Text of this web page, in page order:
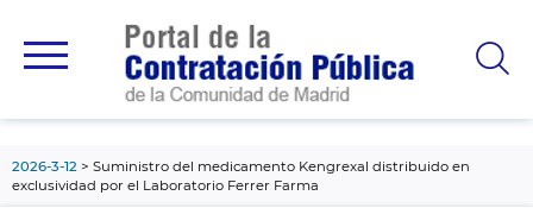
principal
2026-3-12
Suministro del medicamento Kengrexal distribuido en
exclusividad por el Laboratorio Ferrer Farma